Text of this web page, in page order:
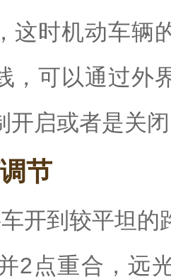
这时机动车辆
，可以通过外
开启或者是关
节
开到较平坦的
2点重合，远